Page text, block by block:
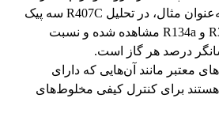
حجمی تبدیل می‌شود. به‌عنوان مثال، در تحلیل R407C سه پیک
مشخص برای R32، R125 و R134a مشاهده شده و نسبت
درصد هر گاز است.
معتبر مانند آن‌هایی که دارای
گواهی ISO/IEC 17025 هستند برای کنترل کیفی مخلوط‌های